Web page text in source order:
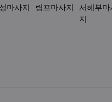
마사지 림프마사지
서혜부마
지